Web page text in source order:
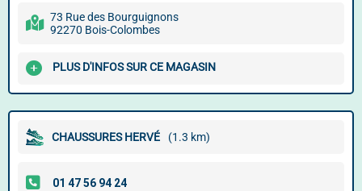
73 Rue des Bourguignons
92270 Bois-Colombes
PLUS D'INFOS SUR CE MAGASIN
CHAUSSURES HERVÉ (1.3 km)